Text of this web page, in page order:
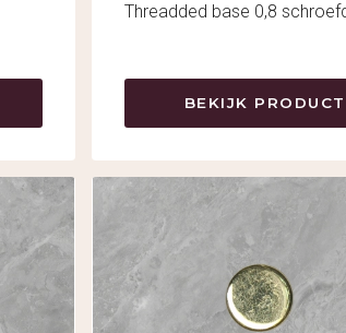
Threadded base 0,8
BEKIJK PRODUCT